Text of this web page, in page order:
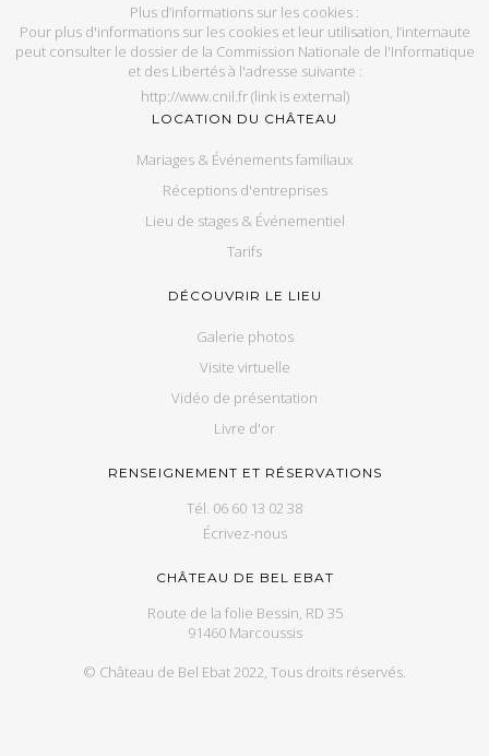
Plus d’in­for­ma­tions sur les co­okies :
Pour plus d'in­for­ma­tions sur les co­okies et leur uti­li­sa­tion, l’in­ter­naute
peut consul­ter le dos­sier de la Com­mis­sion Na­tio­nale de l'In­for­ma­tique
et des Li­ber­tés à l'adresse sui­vante :
http://www.cnil.fr(link is external)
LOCATION DU CHÂTEAU
Mariages & Événements familiaux
Réceptions d'entreprises
Lieu de stages & Événementiel
Tarifs
DÉCOUVRIR LE LIEU
Galerie photos
Visite virtuelle
Vidéo de présentation
Livre d'or
RENSEIGNEMENT ET RÉSERVATIONS
Tél. 06 60 13 02 38
Écrivez-nous
CHÂTEAU DE BEL EBAT
Route de la folie Bessin, RD 35
91460 Marcoussis
© Château de Bel Ebat 2022, Tous droits réservés.